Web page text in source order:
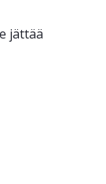
jättää